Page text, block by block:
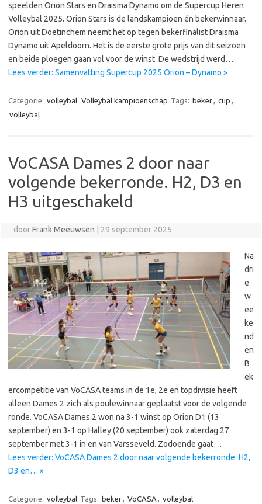
speelden Orion Stars en Draisma Dynamo om de Supercup Heren
Volleybal 2025. Orion Stars is de landskampioen én bekerwinnaar.
Orion uit Doetinchem neemt het op tegen bekerfinalist Draisma
Dynamo uit Apeldoorn. Het is de eerste grote prijs van dit seizoen
en beide ploegen gaan vol voor de winst. De wedstrijd werd…
Lees verder: Samenvatting Supercup 2025 Orion – Dynamo »
Categorie: volleybal Volleybal kampioenschap Tags: beker, cup ,
volleybal
VoCASA Dames 2 door naar
volgende bekerronde. H2, D3 en
H3 uitgeschakeld
doorFrank Meeuwsen 29 september 2025
Na
dri
e
w
ee
ke
nd
en
B
ek
ercompetitie van VoCASA teams in de 1e, 2e en topdivisie heeft
alleen Dames 2 zich als poulewinnaar geplaatst voor de volgende
ronde. VoCASA Dames 2 won na 3-1 winst op Orion D1 (13
september) en 3-1 op Halley (20 september) ook zaterdag 27
september met 3-1 in en van Varsseveld. Zodoende gaat…
Lees verder: VoCASA Dames 2 door naar volgende bekerronde. H2,
D3 en… »
Categorie: volleybal Tags: beker, VoCASA , volleybal